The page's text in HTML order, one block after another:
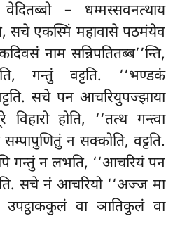
– धम्मस्सवनत्थाय
सचे एकस्मिं महावासे पठमंयेव
नाम सन्निपतितब्ब’’न्ति,
गन्तुं वट्टति. ‘‘भण्डकं
सचे पन आचरियुपज्झाया
विहारो होति, ‘‘तत्थ गन्त्वा
न सक्कोति, वट्टति.
गन्तुं न लभति, ‘‘आचरियं पन
सचे नं आचरियो ‘‘अज्ज मा
उपट्ठाककुलं वा ञातिकुलं वा